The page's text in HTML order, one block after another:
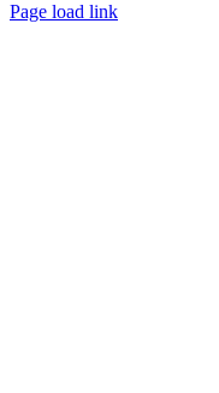
Page load link